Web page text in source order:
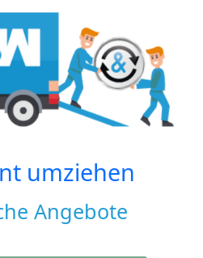
umziehen
Angebote